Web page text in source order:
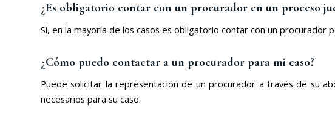
¿Es obligatorio contar con un procurador en un proceso
Sí, en la mayoría de los casos es obligatorio contar con un
¿Cómo puedo contactar a un procurador para mi caso?
Puede solicitar la representación de un procurador a través de su
necesarios para su caso.